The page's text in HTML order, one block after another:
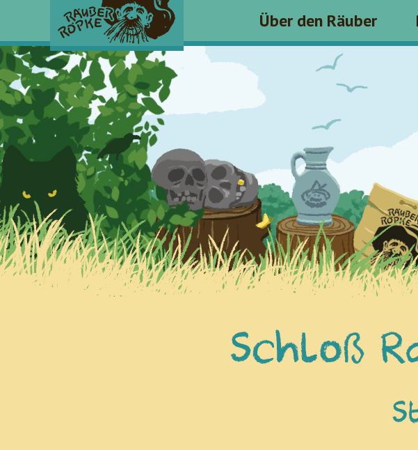
Über den Räuber
Schloß